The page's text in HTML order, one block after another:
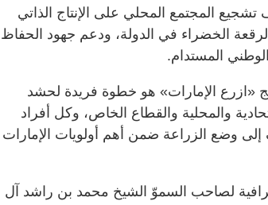
المجتمع المحلي على الإنتاج الذاتي
الخضراء في الدولة، ودعم جهود الحفاظ
المستدام.
«ازرع الإمارات» هو خطوة فريدة لحشد
والمحلية والقطاع الخاص، وكل أفراد
وضع الزراعة ضمن أهم أولويات الإمارات
لصاحب السموّ الشيخ محمد بن راشد آل